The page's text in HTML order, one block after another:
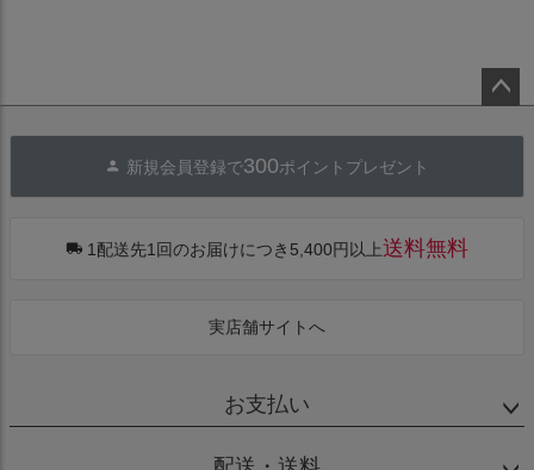
へ
新規会員登録で300ポイントプレゼント
1配送先1回のお届けにつき5,400円以上送料無料
実店舗サイトへ
お支払い